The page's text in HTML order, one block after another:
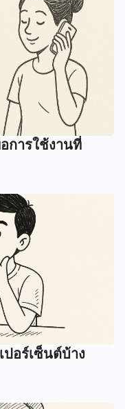
การใช้งานที่
อร์เซ็นต์บ้าง